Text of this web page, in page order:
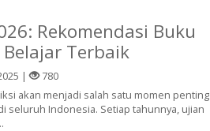
Rekomendasi Buku
Terbaik
|
780
akan menjadi salah satu momen penting
seluruh Indonesia. Setiap tahunnya, ujian